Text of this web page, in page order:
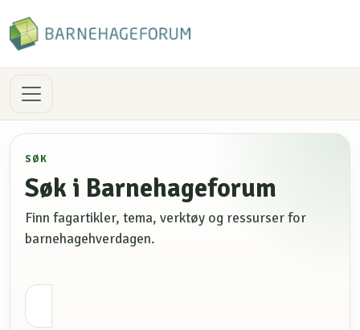
SØK
Søk i Barnehageforum
Finn fagartikler, tema, verktøy og ressurser for
barnehagehverdagen.